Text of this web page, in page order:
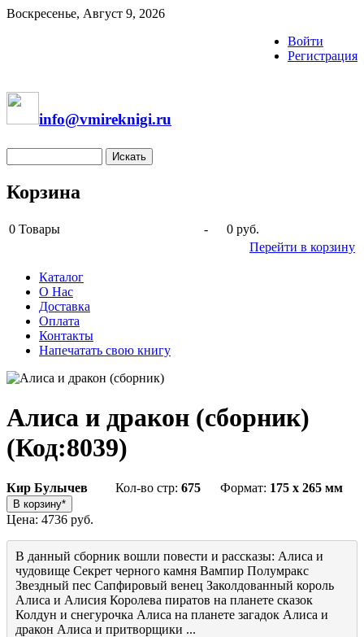
Воскресенье, Август 9, 2026
Войти
Регистрация
info@vmireknigi.ru
Корзина
0 Товары -
0 руб.
Перейти в корзину
Каталог
О Нас
Доставка
Оплата
Контакты
Напечатать свою книгу
Алиса и дракон (сборник)
(Код:8039)
Кир Булычев Кол-во стр: 675 Формат: 175 x 265 мм
Цена: 4736 руб.
В данный сборник вошли повести и рассказы: Алиса и
чудовище Секрет черного камня Вампир Полумракс
Звездный пес Сапфировый венец Заколдованный король
Алиса и Алисия Королева пиратов на планете сказок
Колдун и снегурочка Алиса на планете загадок Алиса и
дракон Алиса и притворщики ...